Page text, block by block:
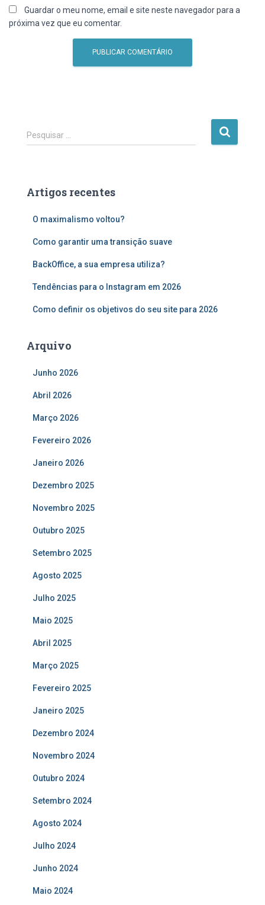
Guardar o meu nome, email e site neste navegador para a
próxima vez que eu comentar.
P
e
i
Pesquisar …
Artigos recentes
O maximalismo voltou?
Como garantir uma transição suave
BackOffice, a sua empresa utiliza?
Tendências para o Instagram em 2026
Como definir os objetivos do seu site para 2026
Arquivo
Junho 2026
Abril 2026
Março 2026
Fevereiro 2026
Janeiro 2026
Dezembro 2025
Novembro 2025
Outubro 2025
Setembro 2025
Agosto 2025
Julho 2025
Maio 2025
Abril 2025
Março 2025
Fevereiro 2025
Janeiro 2025
Dezembro 2024
Novembro 2024
Outubro 2024
Setembro 2024
Agosto 2024
Julho 2024
Junho 2024
Maio 2024